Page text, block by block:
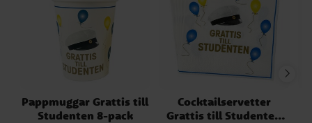
Pappmuggar Grattis till
Studenten 8-pack
Cocktailservetter
Grattis till Studenten